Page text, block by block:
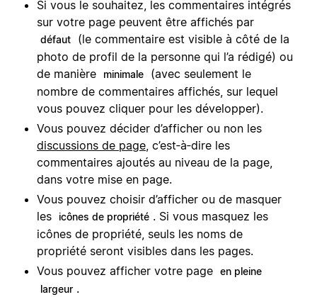
Si vous le souhaitez, les commentaires intégrés
sur votre page peuvent être affichés par
défaut
(le commentaire est visible à côté de la
photo de profil de la personne qui l’a rédigé) ou
de manière
minimale
(avec seulement le
nombre de commentaires affichés, sur lequel
vous pouvez cliquer pour les développer).
Vous pouvez décider d’afficher ou non les
discussions de page, c’est‑à‑dire les
commentaires ajoutés au niveau de la page,
dans votre mise en page.
Vous pouvez choisir d’afficher ou de masquer
les
icônes de propriété . Si vous masquez les
icônes de propriété, seuls les noms de
propriété seront visibles dans les pages.
Vous pouvez afficher votre page en pleine
largeur .